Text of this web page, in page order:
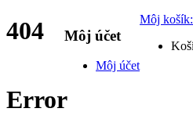
Môj košík:
Môj účet
Môj účet
404
Error